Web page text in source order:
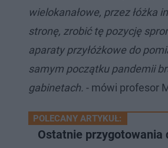
wielokanałowe, przez łóżka
stronę, zrobić tę pozycję
aparaty przyłóżkowe do
samym początku pandemii
gabinetach. - mówi profesor
POLECANY ARTYKUŁ:
Ostatnie przygotowania